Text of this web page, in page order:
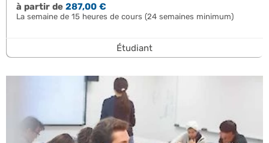
à partir de287,00 €
La semaine de 15 heures de cours (24 semaines minimum)
Étudiant